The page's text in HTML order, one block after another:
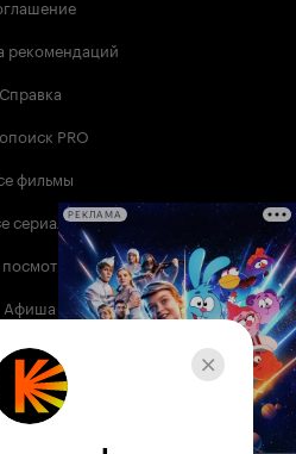
рекомендаций
Справка
PRO
фильмы
сериалы
Афиша
Музыка
РЕКЛАМА